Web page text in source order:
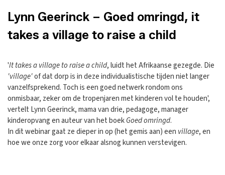
Lynn Geerinck – Goed omringd, it
takes a village to raise a child
'It takes a village to raise a child, luidt het Afrikaanse gezegde. Die
'village'of dat dorp is in deze individualistische tijden niet langer
vanzelfsprekend. Toch is een goed netwerk rondom ons
onmisbaar, zeker om de tropenjaren met kinderen vol te houden',
vertelt Lynn Geerinck, mama van drie, pedagoge, manager
kinderopvang en auteur van het boekGoed omringd.
In dit webinar gaat ze dieper in op (het gemis aan) een village, en
hoe we onze zorg voor elkaar alsnog kunnen verstevigen.